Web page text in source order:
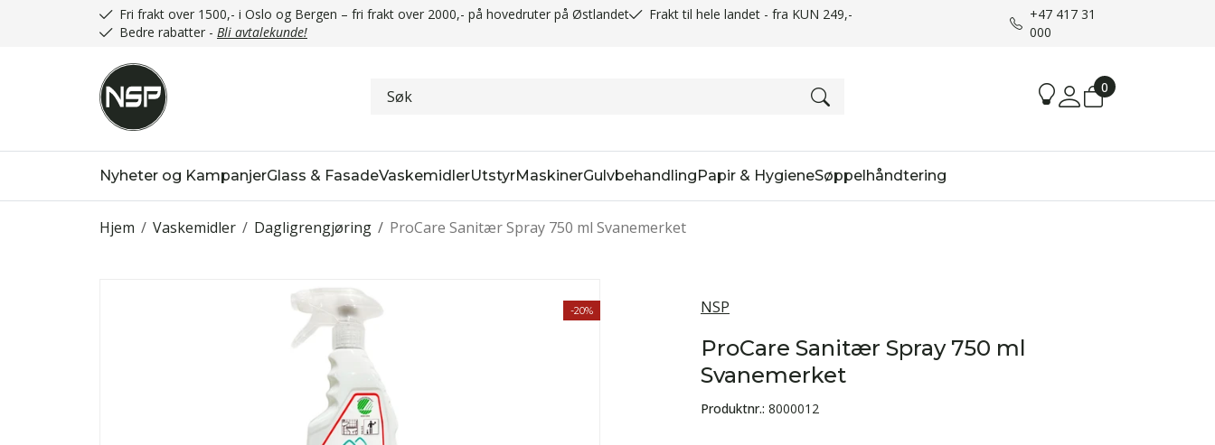
Fri frakt over 1500,- i Oslo og Bergen – fri frakt over 2000,- på hovedruter på Østlandet
Frakt til hele landet - fra KUN 249,-
Bedre rabatter - Bli avtalekunde!
+47 417 31
000
0
Nyheter og KampanjerGlass & FasadeVaskemidlerUtstyrMaskinerGulvbehandlingPapir & HygieneSøppelhåndtering
/
Hjem /
Vaskemidler /
Dagligrengjøring ProCare Sanitær Spray 750 ml Svanemerket
-20% NSP
ProCare Sanitær Spray 750 ml
Svanemerket
Produktnr.: 8000012